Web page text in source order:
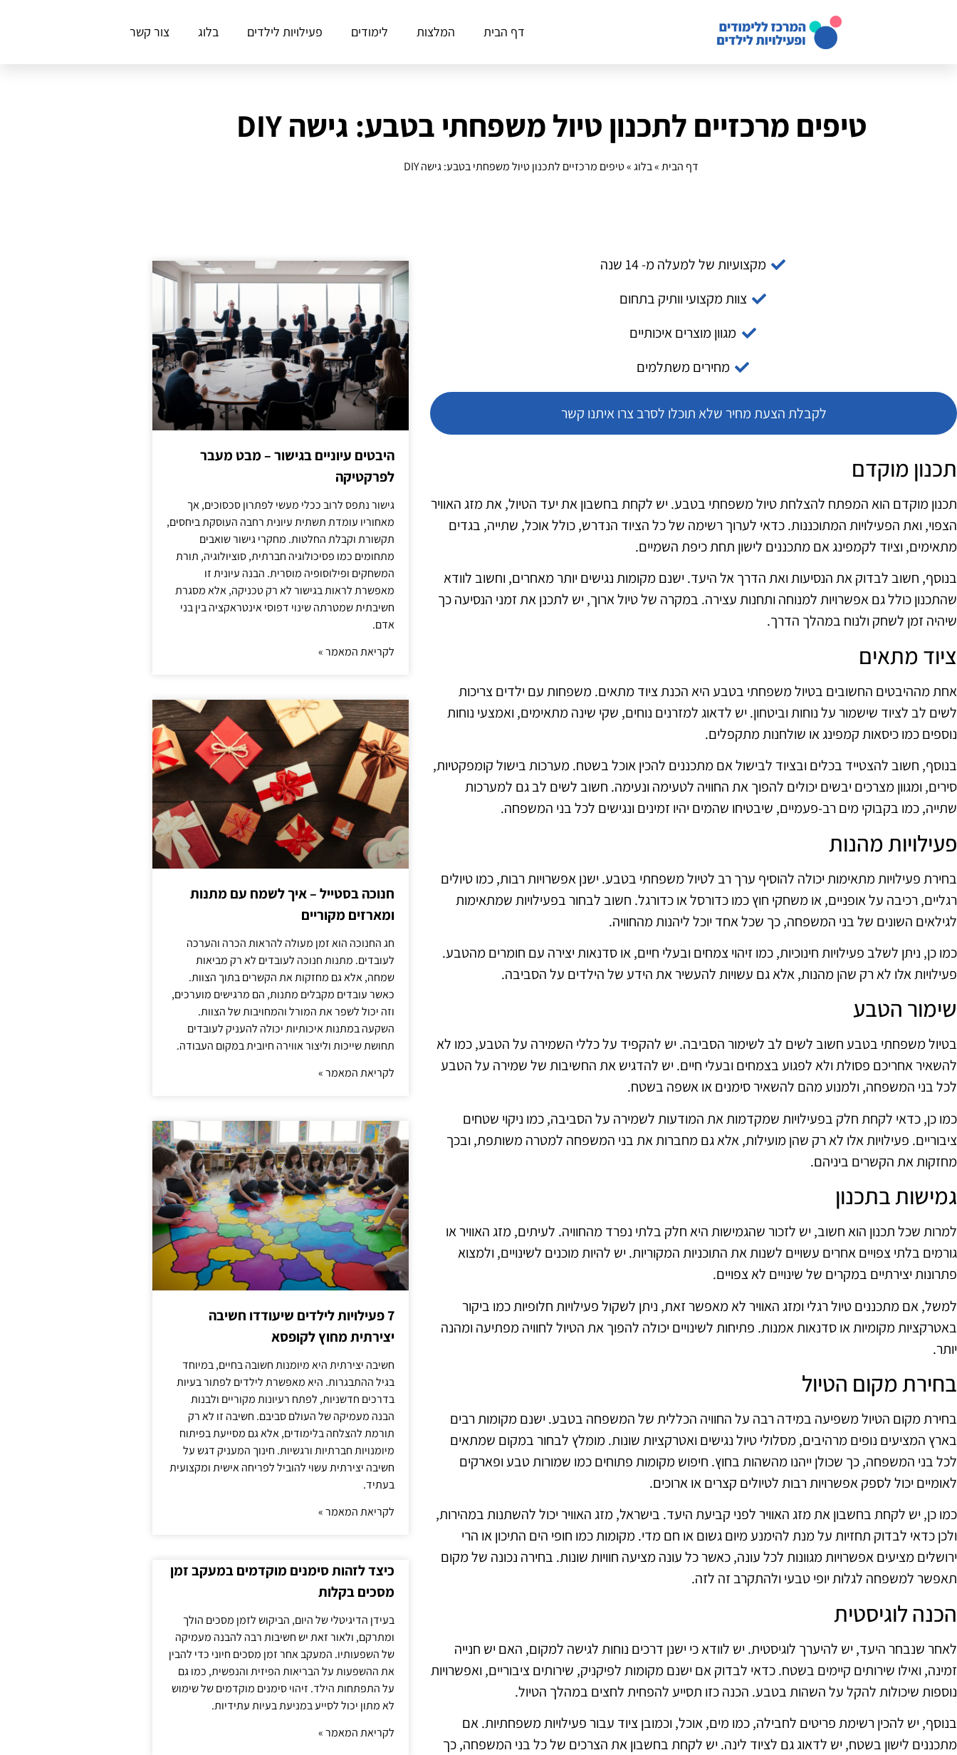
דף הבית המלצות לימודים פעילויות לילדים בלוג צור קשר
טיפים מרכזיים לתכנון טיול משפחתי בטבע: גישה DIY
דף הבית»בלוג»טיפים מרכזיים לתכנון טיול משפחתי בטבע: גישה DIY
מקצועיות של למעלה מ- 14 שנה
צוות מקצועי וותיק בתחום
מגוון מוצרים איכותיים
מחירים משתלמים
לקבלת הצעת מחיר שלא תוכלו לסרב צרו איתנו קשר
תכנון מוקדם
תכנון מוקדם הוא המפתח להצלחת טיול משפחתי בטבע. יש לקחת בחשבון את יעד הטיול, את מזג האוויר
הצפוי, ואת הפעילויות המתוכננות. כדאי לערוך רשימה של כל הציוד הנדרש, כולל אוכל, שתייה, בגדים
מתאימים, וציוד לקמפינג אם מתכננים לישון תחת כיפת השמיים.
בנוסף, חשוב לבדוק את הנסיעות ואת הדרך אל היעד. ישנם מקומות נגישים יותר מאחרים, וחשוב לוודא
שהתכנון כולל גם אפשרויות למנוחה ותחנות עצירה. במקרה של טיול ארוך, יש לתכנן את זמני הנסיעה כך
שיהיה זמן לשחק ולנוח במהלך הדרך.
ציוד מתאים
אחת מההיבטים החשובים בטיול משפחתי בטבע היא הכנת ציוד מתאים. משפחות עם ילדים צריכות
לשים לב לציוד שישמור על נוחות וביטחון. יש לדאוג למזרנים נוחים, שקי שינה מתאימים, ואמצעי נוחות
נוספים כמו כיסאות קמפינג או שולחנות מתקפלים.
בנוסף, חשוב להצטייד בכלים ובציוד לבישול אם מתכננים להכין אוכל בשטח. מערכות בישול קומפקטיות,
סירים, ומגוון מצרכים יבשים יכולים להפוך את החוויה לטעימה ונעימה. חשוב לשים לב גם למערכות
שתייה, כמו בקבוקי מים רב-פעמיים, שיבטיחו שהמים יהיו זמינים ונגישים לכל בני המשפחה.
פעילויות מהנות
בחירת פעילויות מתאימות יכולה להוסיף ערך רב לטיול משפחתי בטבע. ישנן אפשרויות רבות, כמו טיולים
רגליים, רכיבה על אופניים, או משחקי חוץ כמו כדורסל או כדורגל. חשוב לבחור בפעילויות שמתאימות
לגילאים השונים של בני המשפחה, כך שכל אחד יוכל ליהנות מהחוויה.
כמו כן, ניתן לשלב פעילויות חינוכיות, כמו זיהוי צמחים ובעלי חיים, או סדנאות יצירה עם חומרים מהטבע.
פעילויות אלו לא רק שהן מהנות, אלא גם עשויות להעשיר את הידע של הילדים על הסביבה.
שימור הטבע
בטיול משפחתי בטבע חשוב לשים לב לשימור הסביבה. יש להקפיד על כללי השמירה על הטבע, כמו לא
להשאיר אחריכם פסולת ולא לפגוע בצמחים ובעלי חיים. יש להדגיש את החשיבות של שמירה על הטבע
לכל בני המשפחה, ולמנוע מהם להשאיר סימנים או אשפה בשטח.
כמו כן, כדאי לקחת חלק בפעילויות שמקדמות את המודעות לשמירה על הסביבה, כמו ניקוי שטחים
ציבוריים. פעילויות אלו לא רק שהן מועילות, אלא גם מחברות את בני המשפחה למטרה משותפת, ובכך
מחזקות את הקשרים ביניהם.
גמישות בתכנון
למרות שכל תכנון הוא חשוב, יש לזכור שהגמישות היא חלק בלתי נפרד מהחוויה. לעיתים, מזג האוויר או
גורמים בלתי צפויים אחרים עשויים לשנות את התוכניות המקוריות. יש להיות מוכנים לשינויים, ולמצוא
פתרונות יצירתיים במקרים של שינויים לא צפויים.
למשל, אם מתכננים טיול רגלי ומזג האוויר לא מאפשר זאת, ניתן לשקול פעילויות חלופיות כמו ביקור
באטרקציות מקומיות או סדנאות אמנות. פתיחות לשינויים יכולה להפוך את הטיול לחוויה מפתיעה ומהנה
יותר.
בחירת מקום הטיול
בחירת מקום הטיול משפיעה במידה רבה על החוויה הכללית של המשפחה בטבע. ישנם מקומות רבים
בארץ המציעים נופים מרהיבים, מסלולי טיול נגישים ואטרקציות שונות. מומלץ לבחור במקום שמתאים
לכל בני המשפחה, כך שכולן ייהנו מהשהות בחוץ. חיפוש מקומות פתוחים כמו שמורות טבע ופארקים
לאומיים יכול לספק אפשרויות רבות לטיולים קצרים או ארוכים.
כמו כן, יש לקחת בחשבון את מזג האוויר לפני קביעת היעד. בישראל, מזג האוויר יכול להשתנות במהירות,
ולכן כדאי לבדוק תחזיות על מנת להימנע מיום גשום או חם מדי. מקומות כמו חופי הים התיכון או הרי
ירושלים מציעים אפשרויות מגוונות לכל עונה, כאשר כל עונה מציעה חוויות שונות. בחירה נכונה של מקום
תאפשר למשפחה לגלות יופי טבעי ולהתקרב זה לזה.
הכנה לוגיסטית
לאחר שנבחר היעד, יש להיערך לוגיסטית. יש לוודא כי ישנן דרכים נוחות לגישה למקום, האם יש חנייה
זמינה, ואילו שירותים קיימים בשטח. כדאי לבדוק אם ישנם מקומות לפיקניק, שירותים ציבוריים, ואפשרויות
נוספות שיכולות להקל על השהות בטבע. הכנה כזו תסייע להפחית לחצים במהלך הטיול.
בנוסף, יש להכין רשימת פריטים לחבילה, כמו מים, אוכל, וכמובן ציוד עבור פעילויות משפחתיות. אם
מתכננים לישון בשטח, יש לדאוג גם לציוד לינה. יש לקחת בחשבון את הצרכים של כל בני המשפחה, כך
היבטים עיוניים בגישור – מבט מעבר
לפרקטיקה
גישור נתפס לרוב ככלי מעשי לפתרון סכסוכים, אך
מאחוריו עומדת תשתית עיונית רחבה העוסקת ביחסים,
תקשורת וקבלת החלטות. מחקרי גישור שואבים
מתחומים כמו פסיכולוגיה חברתית, סוציולוגיה, תורת
המשחקים ופילוסופיה מוסרית. הבנה עיונית זו
מאפשרת לראות בגישור לא רק טכניקה, אלא מסגרת
חשיבתית שמטרתה שינוי דפוסי אינטראקציה בין בני
אדם.
לקריאת המאמר »
חנוכה בסטייל – איך לשמח עם מתנות
ומארזים מקוריים
חג החנוכה הוא זמן מעולה להראות הכרה והערכה
לעובדים. מתנות חנוכה לעובדים לא רק מביאות
שמחה, אלא גם מחזקות את הקשרים בתוך הצוות.
כאשר עובדים מקבלים מתנות, הם מרגישים מוערכים,
וזה יכול לשפר את המורל והמחויבות של הצוות.
השקעה במתנות איכותיות יכולה להעניק לעובדים
תחושת שייכות וליצור אווירה חיובית במקום העבודה.
לקריאת המאמר »
7 פעילויות לילדים שיעודדו חשיבה
יצירתית מחוץ לקופסא
חשיבה יצירתית היא מיומנות חשובה בחיים, במיוחד
בגיל ההתבגרות. היא מאפשרת לילדים לפתור בעיות
בדרכים חדשניות, לפתח רעיונות מקוריים ולבנות
הבנה מעמיקה של העולם סביבם. חשיבה זו לא רק
תורמת להצלחה בלימודים, אלא גם מסייעת בפיתוח
מיומנויות חברתיות ורגשיות. חינוך המעניק דגש על
חשיבה יצירתית עשוי להוביל לפריחה אישית ומקצועית
בעתיד.
לקריאת המאמר »
כיצד לזהות סימנים מוקדמים במעקב זמן
מסכים בקלות
בעידן הדיגיטלי של היום, הביקוש לזמן מסכים הולך
ומתרקם, ולאור זאת יש חשיבות רבה להבנה מעמיקה
של השפעותיו. המעקב אחר זמן מסכים חיוני כדי להבין
את ההשפעות על הבריאות הפיזית והנפשית, כמו גם
על התפתחות הילד. זיהוי סימנים מוקדמים של שימוש
לא מתון יכול לסייע במניעת בעיות עתידיות.
לקריאת המאמר »